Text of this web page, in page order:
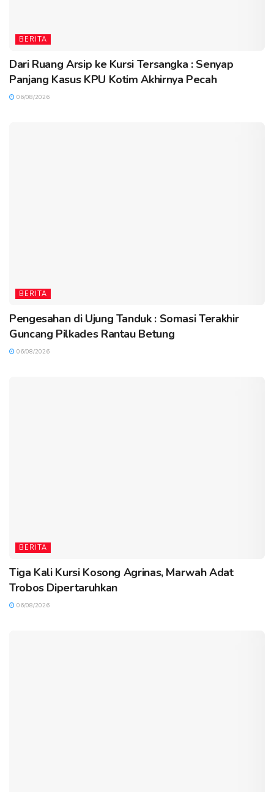
BERITA
Dari Ruang Arsip ke Kursi Tersangka : Senyap
Panjang Kasus KPU Kotim Akhirnya Pecah
06/08/2026
BERITA
Pengesahan di Ujung Tanduk : Somasi Terakhir
Guncang Pilkades Rantau Betung
06/08/2026
BERITA
Tiga Kali Kursi Kosong Agrinas, Marwah Adat
Trobos Dipertaruhkan
06/08/2026